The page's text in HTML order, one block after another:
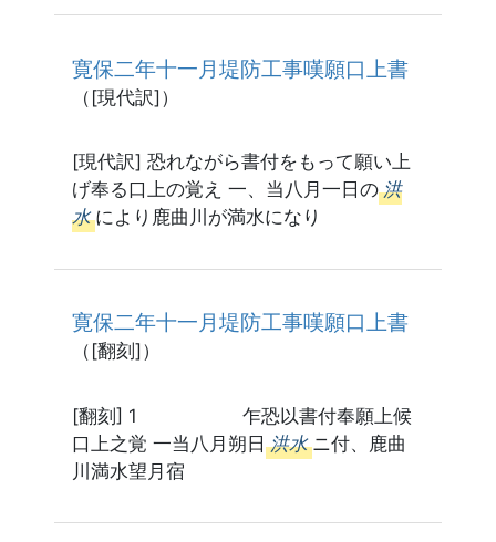
寛保二年十一月堤防工事嘆願口上書
（[現代訳]）
[現代訳] 恐れながら書付をもって願い上
げ奉る口上の覚え 一、当八月一日の 洪
水 により鹿曲川が満水になり
寛保二年十一月堤防工事嘆願口上書
（[翻刻]）
[翻刻] 1 乍恐以書付奉願上候
口上之覚 一当八月朔日 洪水 ニ付、鹿曲
川満水望月宿